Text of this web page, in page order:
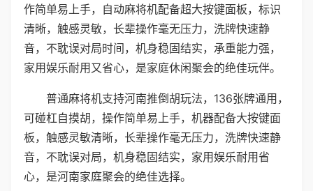
作简单易上手，自动麻将机配备超大按键面板，标识
清晰，触感灵敏，长辈操作毫无压力，洗牌快速静
音，不耽误对局时间，机身稳固结实，承重能力强，
家用娱乐耐用又省心，是家庭休闲聚会的绝佳玩伴。
普通麻将机支持河南推倒胡玩法，136张牌通用，
可碰杠自摸胡，操作简单易上手，机器配备大按键面
板，触感灵敏清晰，长辈操作毫无压力，洗牌快速静
音，不耽误对局，机身稳固结实，家用娱乐耐用省
心，是河南家庭聚会的绝佳选择。